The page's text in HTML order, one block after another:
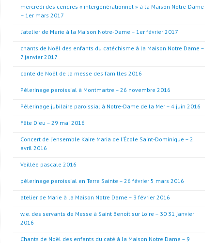
mercredi des cendres « intergénérationnel » à la Maison Notre-Dame
– 1er mars 2017
l’atelier de Marie à la Maison Notre-Dame – 1er février 2017
chants de Noël des enfants du catéchisme à la Maison Notre Dame –
7 janvier 2017
conte de Noël de la messe des familles 2016
Pèlerinage paroissial à Montmartre – 26 novembre 2016
Pèlerinage jubilaire paroissial à Notre-Dame de la Mer – 4 juin 2016
Fête Dieu – 29 mai 2016
Concert de l’ensemble Kaire Maria de l’École Saint-Dominique – 2
avril 2016
Veillée pascale 2016
pèlerinage paroissial en Terre Sainte – 26 février 5 mars 2016
atelier de Marie à la Maison Notre Dame – 3 février 2016
w.e. des servants de Messe à Saint Benoît sur Loire – 30 31 janvier
2016
Chants de Noël des enfants du caté à la Maison Notre Dame – 9